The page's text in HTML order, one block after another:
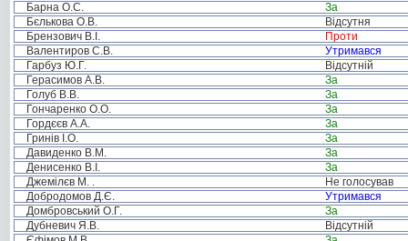
Барна О.С.
За
Бєлькова О.В.
Відсутня
Брензович В.І.
Проти
Валентиров С.В.
Утримався
Гарбуз Ю.Г.
Відсутній
Герасимов А.В.
За
Голуб В.В.
За
Гончаренко О.О.
За
Гордєєв А.А.
За
Гринів І.О.
За
Давиденко В.М.
За
Денисенко В.І.
За
Джемілєв М. .
Не голосував
Добродомов Д.Є.
Утримався
Домбровський О.Г.
За
Дубневич Я.В.
Відсутній